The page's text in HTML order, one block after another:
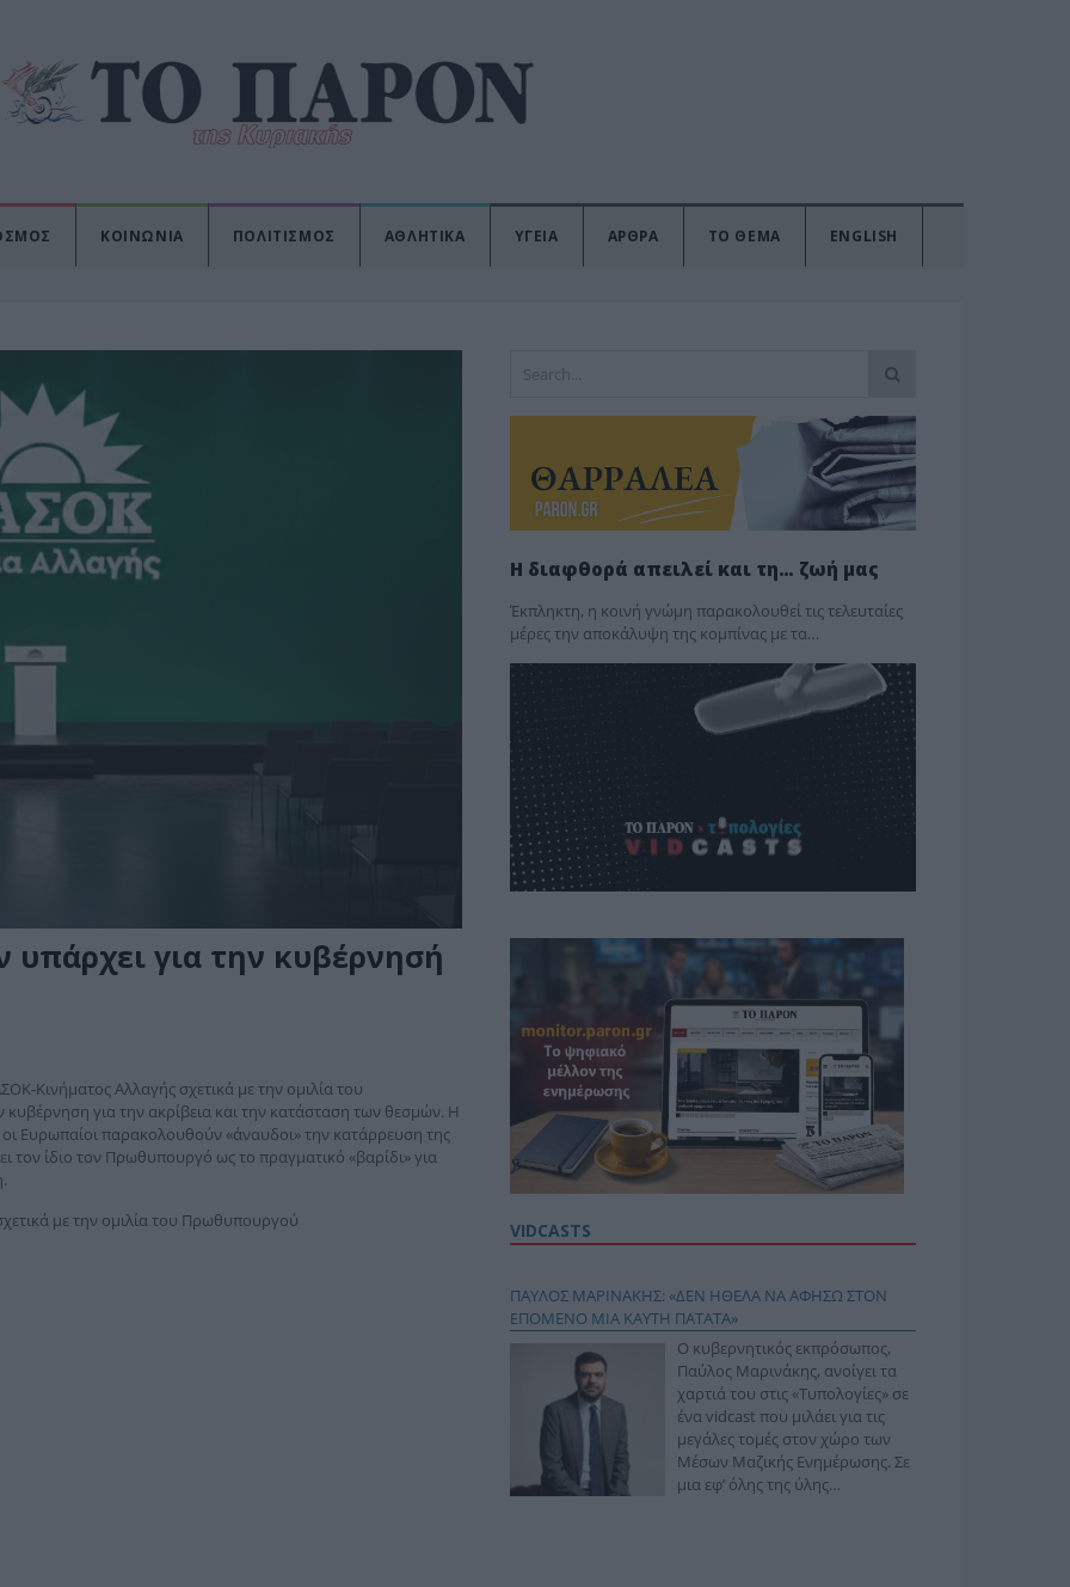
ΚΟΙΝΩΝΙΑ ΠΟΛΙΤΙΣΜΟΣ ΑΘΛΗΤΙΚΑ ΥΓΕΙΑ ΑΡΘΡΑ ΤΟ ΘΕΜΑ ENGLISH
υπάρχει για την κυβέρνησή
Κινήματος Αλλαγής σχετικά με την ομιλία του
για την ακρίβεια και την κατάσταση των θεσμών. Η
Ευρωπαίοι παρακολουθούν «άναυδοι» την κατάρρευση της
τον ίδιο τον Πρωθυπουργό ως το πραγματικό «βαρίδι» για
με την ομιλία του Πρωθυπουργού
Η διαφθορά απειλεί και τη… ζωή μας
Έκπληκτη, η κοινή γνώμη παρακολουθεί τις τελευταίες
μέρες την αποκάλυψη της κο­μπίνας με τα…
VIDCASTS
ΠΑΥΛΟΣ ΜΑΡΙΝΑΚΗΣ: «ΔΕΝ ΗΘΕΛΑ ΝΑ ΑΦΗΣΩ ΣΤΟΝ
ΕΠΟΜΕΝΟ ΜΙΑ ΚΑΥΤΗ ΠΑΤΑΤΑ»
Ο κυβερνητικός εκπρόσωπος,
Παύλος Μαρινάκης, ανοίγει τα
χαρτιά του στις «Τυπολογίες» σε
ένα vidcast που μιλάει για τις
μεγάλες τομές στον χώρο των
Μέσων Μαζικής Ενημέρωσης. Σε
μια εφ’ όλης της ύλης